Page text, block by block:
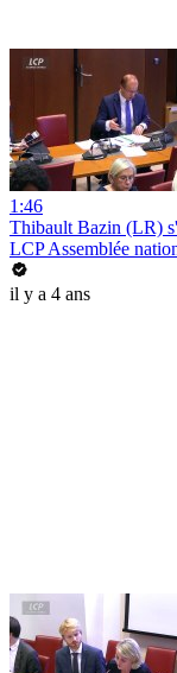
1:46
Thibault Bazin (LR)
LCP Assemblée
il y a 4 ans